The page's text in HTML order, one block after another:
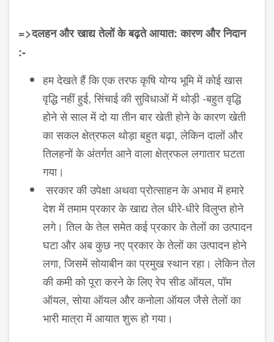
=>दलहन और खाद्य तेलों के बढ़ते आयात: कारण और निदान
:-
हम देखते हैं कि एक तरफ कृषि योग्य भूमि में कोई खास
वृद्धि नहीं हुई, सिंचाई की सुविधाओं में थोड़ी -बहुत वृद्धि
होने से साल में दो या तीन बार खेती होने के कारण खेती
का सकल क्षेत्रफल थोड़ा बहुत बढ़ा, लेकिन दालों और
तिलहनों के अंतर्गत आने वाला क्षेत्रफल लगातार घटता
गया।
सरकार की उपेक्षा अथवा प्रोत्साहन के अभाव में हमारे
देश में तमाम प्रकार के खाद्य तेल धीरे-धीरे विलुप्त होने
लगे। तिल के तेल समेत कई प्रकार के तेलों का उत्पादन
घटा और अब कुछ नए प्रकार के तेलों का उत्पादन होने
लगा, जिसमें सोयाबीन का प्रमुख स्थान रहा। लेकिन तेल
की कमी को पूरा करने के लिए रेप सीड ऑयल, पॉम
ऑयल, सोया ऑयल और कनोला ऑयल जैसे तेलों का
भारी मात्रा में आयात शुरू हो गया।